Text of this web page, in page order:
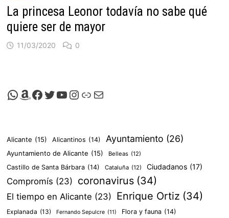
La princesa Leonor todavía no sabe qué
quiere ser de mayor
11/03/2020 0
Canal de Whatsapp de Viscalacant
Comprar en Amazon
Facebook de Viscalacant
Twitter de Viscalacant
Canal de Youtube de Viscalacant
Instagram de Viscalacant
Viscalacant en Polkaverse
Correo electrónico
Alicante (15) Alicantinos (14) Ayuntamiento (26)
Ayuntamiento de Alicante (15) Belleas (12)
Castillo de Santa Bárbara (14) Cataluña (12) Ciudadanos (17)
Compromís (23) coronavirus (34)
El tiempo en Alicante (23) Enrique Ortiz (34)
Explanada (13) Fernando Sepulcre (11) Flora y fauna (14)